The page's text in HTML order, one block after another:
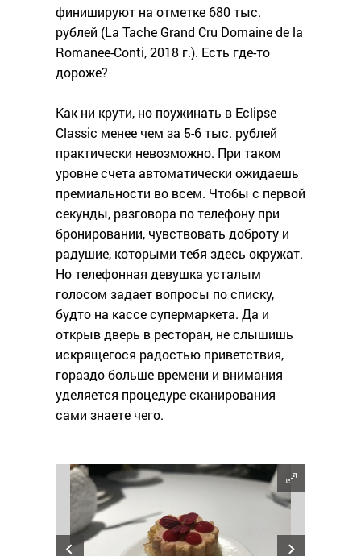
финишируют на отметке 680 тыс.
рублей (La Tache Grand Cru Domaine de la
Romanee-Conti, 2018 г.). Есть где-то
дороже?
Как ни крути, но поужинать в Eclipse
Classic менее чем за 5-6 тыс. рублей
практически невозможно. При таком
уровне счета автоматически ожидаешь
премиальности во всем. Чтобы с первой
секунды, разговора по телефону при
бронировании, чувствовать доброту и
радушие, которыми тебя здесь окружат.
Но телефонная девушка усталым
голосом задает вопросы по списку,
будто на кассе супермаркета. Да и
открыв дверь в ресторан, не слышишь
искрящегося радостью приветствия,
гораздо больше времени и внимания
уделяется процедуре сканирования
сами знаете чего.